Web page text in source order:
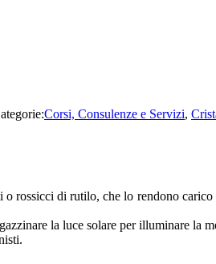
Corsi, Consulenze e Servizi,
rossicci di rutilo, che lo rendono
la luce solare per illuminare la